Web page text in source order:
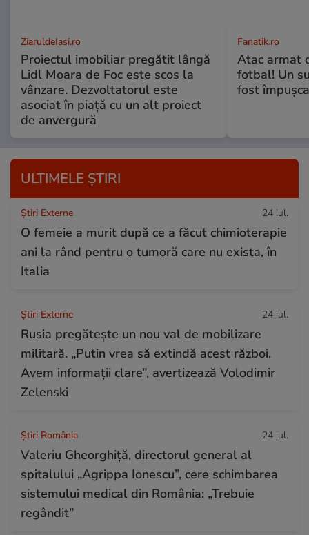
ZiaruldeIasi.ro
Proiectul imobiliar pregătit lângă
Lidl Moara de Foc este scos la
vânzare. Dezvoltatorul este
asociat în piață cu un alt proiect
de anvergură
Fanatik.ro
Atac armat
fotbal! Un
fost
ULTIMELE ȘTIRI
Știri Externe 24 iul.
O femeie a murit după ce a făcut chimioterapie
ani la rând pentru o tumoră care nu exista, în
Italia
Știri Externe 24 iul.
Rusia pregătește un nou val de mobilizare
militară. „Putin vrea să extindă acest război.
Avem informații clare”, avertizează Volodimir
Zelenski
Știri România 24 iul.
Valeriu Gheorghiță, directorul general al
spitalului „Agrippa Ionescu”, cere schimbarea
sistemului medical din România: „Trebuie
regândit”